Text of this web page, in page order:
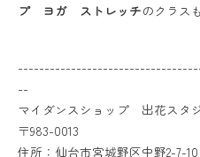
プ ヨガ ストレッチのクラス
--
マイダンスショップ 出花スタ
〒983-0013
住所：仙台市宮城野区中野2-7-10